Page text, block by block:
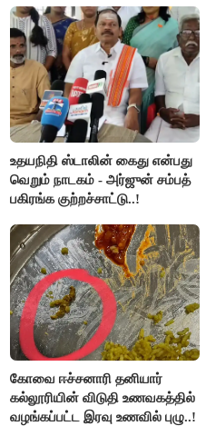
செய்தி!
உதயநிதி ஸ்டாலின் கைது என்பது
வெறும் நாடகம் - அர்ஜுன் சம்பத்
பகிரங்க குற்றச்சாட்டு..!
கோவை ஈச்சனாரி தனியார்
கல்லூரியின் விடுதி உணவகத்தில்
வழங்கப்பட்ட இரவு உணவில் புழு..!